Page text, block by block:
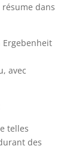
dans
Ergebenheit
avec
telles
des